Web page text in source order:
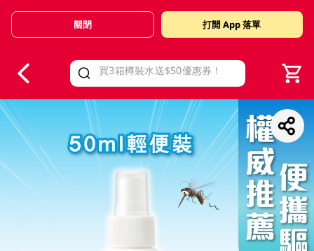
Valid Until 30 June 2026
關閉 打開 App 落單